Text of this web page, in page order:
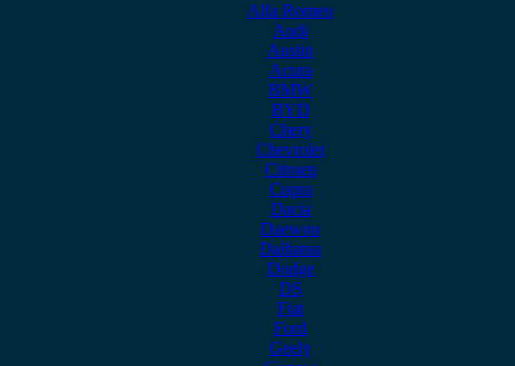
Alfa Romeo
Audi
Austin
Acura
BMW
BYD
Chery
Chevrolet
Citroen
Cupra
Dacia
Daewoo
Daihatsu
Dodge
DS
Fiat
Ford
Geely